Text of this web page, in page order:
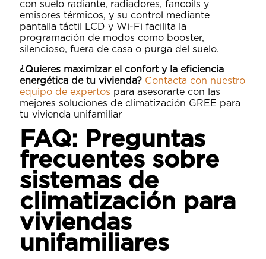
con suelo radiante, radiadores, fancoils y
emisores térmicos, y su control mediante
pantalla táctil LCD y Wi-Fi facilita la
programación de modos como booster,
silencioso, fuera de casa o purga del suelo.
¿Quieres maximizar el confort y la eficiencia
energética de tu vivienda? Contacta con nuestro
equipo de expertos para asesorarte con las
mejores soluciones de climatización GREE para
tu vivienda unifamiliar
FAQ: Preguntas
frecuentes sobre
sistemas de
climatización para
viviendas
unifamiliares